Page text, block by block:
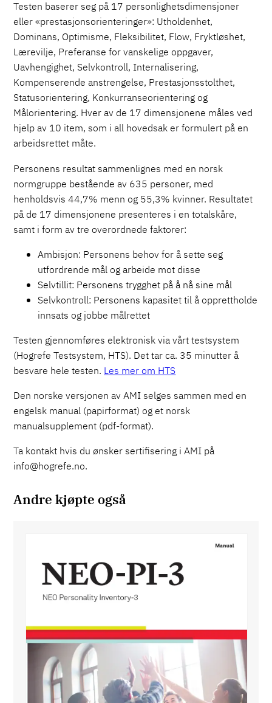
Testen baserer seg på 17 personlighetsdimensjoner
eller «prestasjonsorienteringer»: Utholdenhet,
Dominans, Optimisme, Fleksibilitet, Flow, Fryktløshet,
Lærevilje, Preferanse for vanskelige oppgaver,
Uavhengighet, Selvkontroll, Internalisering,
Kompenserende anstrengelse, Prestasjonsstolthet,
Statusorientering, Konkurranseorientering og
Målorientering. Hver av de 17 dimensjonene måles ved
hjelp av 10 item, som i all hovedsak er formulert på en
arbeidsrettet måte.
Personens resultat sammenlignes med en norsk
normgruppe bestående av 635 personer, med
henholdsvis 44,7% menn og 55,3% kvinner. Resultatet
på de 17 dimensjonene presenteres i en totalskåre,
samt i form av tre overordnede faktorer:
Ambisjon: Personens behov for å sette seg
utfordrende mål og arbeide mot disse
Selvtillit: Personens trygghet på å nå sine mål
Selvkontroll: Personens kapasitet til å opprettholde
innsats og jobbe målrettet
Testen gjennomføres elektronisk via vårt testsystem
(Hogrefe Testsystem, HTS). Det tar ca. 35 minutter å
besvare hele testen. Les mer om HTS
Den norske versjonen av AMI selges sammen med en
engelsk manual (papirformat) og et norsk
manualsupplement (pdf-format).
Ta kontakt hvis du ønsker sertifisering i AMI på
info@hogrefe.no.
Andre kjøpte også